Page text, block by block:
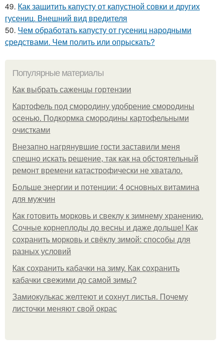
49. Как защитить капусту от капустной совки и других
гусениц. Внешний вид вредителя
50. Чем обработать капусту от гусениц народными
средствами. Чем полить или опрыскать?
Популярные материалы
Как выбрать саженцы гортензии
Картофель под смородину удобрение смородины
осенью. Подкормка смородины картофельными
очистками
Внезапно нагрянувшие гости заставили меня
спешно искать решение, так как на обстоятельный
ремонт времени катастрофически не хватало.
Больше энергии и потенции: 4 основных витамина
для мужчин
Как готовить морковь и свеклу к зимнему хранению.
Сочные корнеплоды до весны и даже дольше! Как
сохранить морковь и свёклу зимой: способы для
разных условий
Как сохранить кабачки на зиму. Как сохранить
кабачки свежими до самой зимы?
Замиокулькас желтеют и сохнут листья. Почему
листочки меняют свой окрас